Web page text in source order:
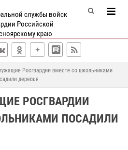
службы войск
Российской
краю
Росгвардии вместе со школьниками
деревья
РОСГВАРДИИ
ПОСАДИЛИ